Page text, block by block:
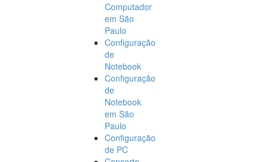
Computador
em São
Paulo
Configuração
de
Notebook
Configuração
de
Notebook
em São
Paulo
Configuração
de PC